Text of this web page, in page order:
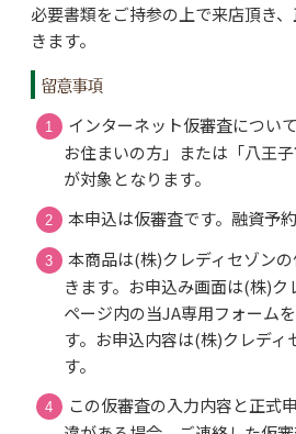
必要書類をご持参の上で来店頂き
きます。
留意事項
インターネット仮審査につい
お住まいの方」または「八王子
が対象となります。
本申込は仮審査です。融資予
本商品は(株)クレディセゾン
きます。お申込み画面は(株)ク
ページ内の当JA専用フォーム
す。お申込内容は(株)クレディ
す。
この仮審査の入力内容と正式